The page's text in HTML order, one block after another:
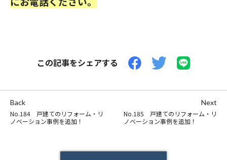
この記事をシェアする
Back
No.184 戸建てのリフォーム・リ
ノベーション事例を追加！
Next
No.185 戸建てのリフォーム・リ
ノベーション事例を追加！